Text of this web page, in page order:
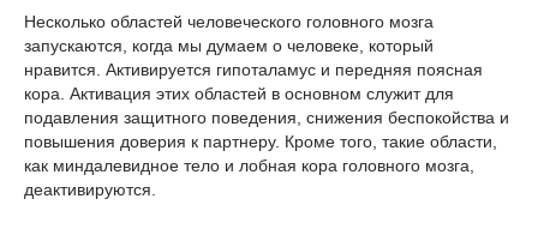
Несколько областей человеческого головного мозга
запускаются, когда мы думаем о человеке, который
нравится. Активируется гипоталамус и передняя поясная
кора. Активация этих областей в основном служит для
подавления защитного поведения, снижения беспокойства и
повышения доверия к партнеру. Кроме того, такие области,
как миндалевидное тело и лобная кора головного мозга,
деактивируются.